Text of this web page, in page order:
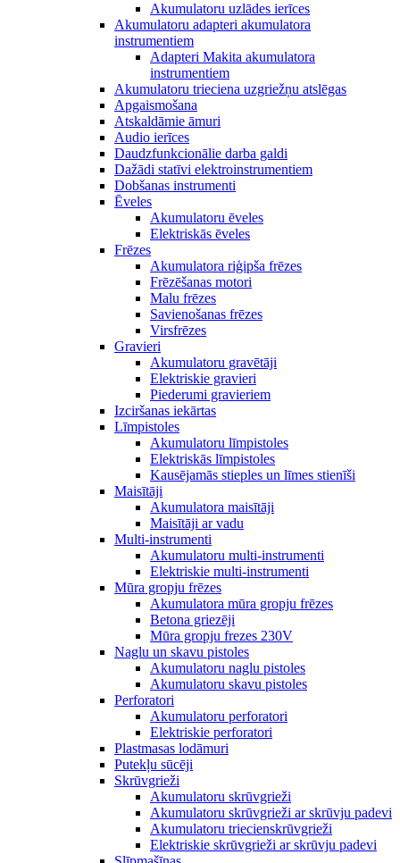
Akumulatoru uzlādes ierīces
Akumulatoru adapteri akumulatora
instrumentiem
Adapteri Makita akumulatora
instrumentiem
Akumulatoru trieciena uzgriežņu atslēgas
Apgaismošana
Atskaldāmie āmuri
Audio ierīces
Daudzfunkcionālie darba galdi
Dažādi statīvi elektroinstrumentiem
Dobšanas instrumenti
Ēveles
Akumulatoru ēveles
Elektriskās ēveles
Frēzes
Akumulatora riģipša frēzes
Frēzēšanas motori
Malu frēzes
Savienošanas frēzes
Virsfrēzes
Gravieri
Akumulatoru gravētāji
Elektriskie gravieri
Piederumi gravieriem
Izciršanas iekārtas
Līmpistoles
Akumulatoru līmpistoles
Elektriskās līmpistoles
Kausējamās stieples un līmes stienīši
Maisītāji
Akumulatora maisītāji
Maisītāji ar vadu
Multi-instrumenti
Akumulatoru multi-instrumenti
Elektriskie multi-instrumenti
Mūra gropju frēzes
Akumulatora mūra gropju frēzes
Betona griezēji
Mūra gropju frezes 230V
Naglu un skavu pistoles
Akumulatoru naglu pistoles
Akumulatoru skavu pistoles
Perforatori
Akumulatoru perforatori
Elektriskie perforatori
Plastmasas lodāmuri
Putekļu sūcēji
Skrūvgrieži
Akumulatoru skrūvgrieži
Akumulatoru skrūvgrieži ar skrūvju padevi
Akumulatoru triecienskrūvgrieži
Elektriskie skrūvgrieži ar skrūvju padevi